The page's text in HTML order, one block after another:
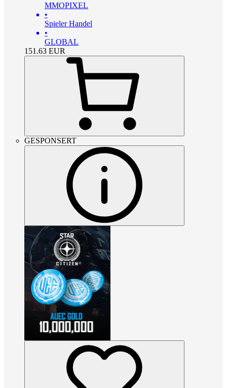
MMOPIXEL
•
Spieler Handel
•
GLOBAL
151.63 EUR
GESPONSERT